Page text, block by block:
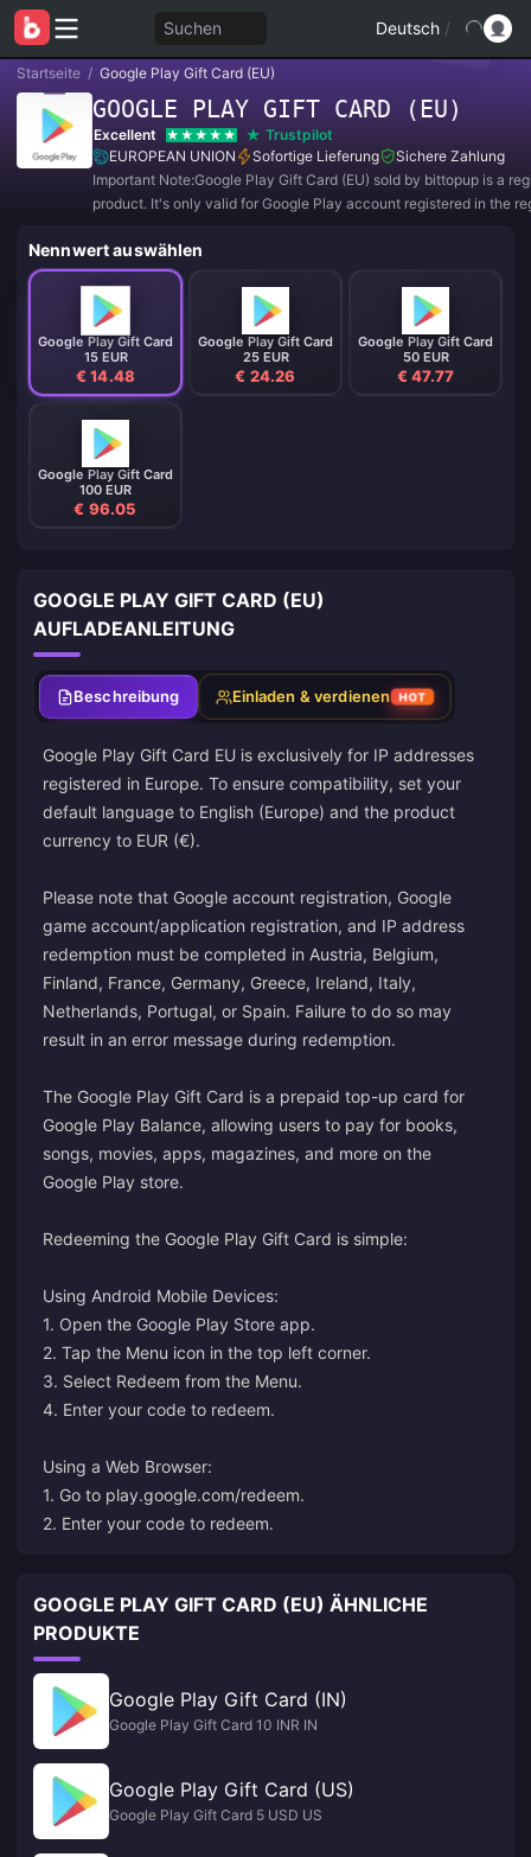
Suchen Deutsch /
Startseite / Google Play Gift Card (EU)
GOOGLE PLAY GIFT CARD (EU)
Excellent
Trustpilot
EUROPEAN UNION
Sofortige Lieferung
Sichere Zahlung
Important Note:Google Play Gift Card (EU) sold by bittopup is a
product. It's only valid for Google Play account registered in the
Netherlands, Portugal and Spai
Nennwert auswählen
Google Play Gift Card
15 EUR
€ 14.48
Google Play Gift Card
25 EUR
€ 24.26
Google Play Gift Card
50 EUR
€ 47.77
Google Play Gift Card
100 EUR
€ 96.05
GOOGLE PLAY GIFT CARD (EU)
AUFLADEANLEITUNG
Beschreibung Einladen & verdienen HOT
Google Play Gift Card EU is exclusively for IP addresses
registered in Europe. To ensure compatibility, set your
default language to English (Europe) and the product
currency to EUR (€).
Please note that Google account registration, Google
game account/application registration, and IP address
redemption must be completed in Austria, Belgium,
Finland, France, Germany, Greece, Ireland, Italy,
Netherlands, Portugal, or Spain. Failure to do so may
result in an error message during redemption.
The Google Play Gift Card is a prepaid top-up card for
Google Play Balance, allowing users to pay for books,
songs, movies, apps, magazines, and more on the
Google Play store.
Redeeming the Google Play Gift Card is simple:
Using Android Mobile Devices:
1. Open the Google Play Store app.
2. Tap the Menu icon in the top left corner.
3. Select Redeem from the Menu.
4. Enter your code to redeem.
Using a Web Browser:
1. Go to play.google.com/redeem.
2. Enter your code to redeem.
GOOGLE PLAY GIFT CARD (EU) ÄHNLICHE
PRODUKTE
Google Play Gift Card (IN)
Google Play Gift Card 10 INR IN
Google Play Gift Card (US)
Google Play Gift Card 5 USD US